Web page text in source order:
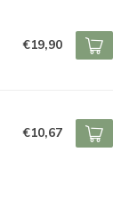
€19,90
€10,67